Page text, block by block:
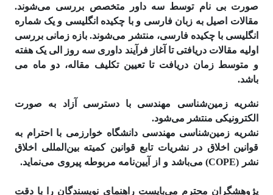
صورت بی نام توسط سه داور متخصص بررسی می‌شوند.
مقالات اصیل به زبان فارسی و با چکیده انگلیسی و یک شماره
انگلیسی با چکیده فارسی، منتشر می‌شوند. بازه زمانی بررسی
اولیه مقالات دریافتی تا آغاز فرآیند داوری سه روز الی یک هفته
و متوسط زمان دریافت تا تعیین تکلیف مقاله، دو ماه می
باشد.
نشریه زمین‌شناسی مهندسی با دسترسی آزاد به صورت
الکترونیکی منتشر می‌شود.
نشریه زمین‌شناسی مهندسی دانشگاه خوارزمی با احترام به
قوانین اخلاق در نشریات تابع قوانین کمیته بین‌المللی اخلاق
نشر (COPE) می‌باشد و از آیین‌نامه مربوطه پیروی می‌نماید.
پژوهشگران محترم می‌بایست راهنمای نویسندگان را با دقت